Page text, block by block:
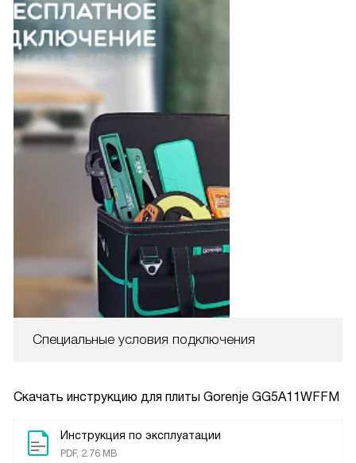
Специальные условия подключения
Скачать инструкцию для плиты Gorenje GG5A11WFFM
Инструкция по эксплуатации
PDF, 2.76 MB